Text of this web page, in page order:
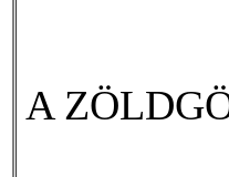
A